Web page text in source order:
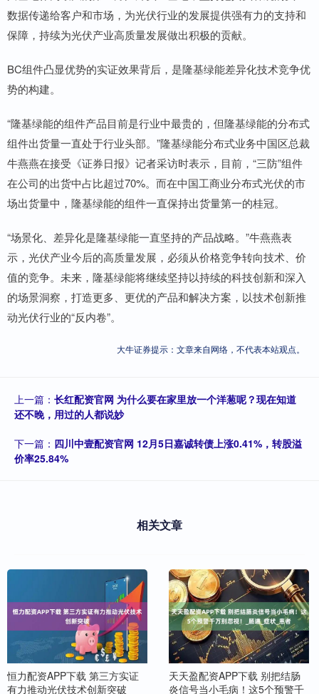
数据传递给客户和市场，为光伏行业的发展提供强有力的支持和
保障，持续为光伏产业高质量发展做出积极的贡献。
BC组件凸显优势的实证效果背后，是隆基绿能差异化技术竞争优
势的构建。
“隆基绿能的组件产品目前是行业中最贵的，但隆基绿能的分布式
组件出货量一直处于行业头部。”隆基绿能分布式业务中国区总裁
牛燕燕在接受《证券日报》记者采访时表示，目前，“三防”组件
在公司的出货中占比超过70%。而在中国工商业分布式光伏的市
场出货量中，隆基绿能的组件一直保持出货量第一的桂冠。
“场景化、差异化是隆基绿能一直坚持的产品战略。”牛燕燕表
示，光伏产业今后的高质量发展，必须从价格竞争转向技术、价
值的竞争。未来，隆基绿能将继续坚持以持续的科技创新和深入
的场景洞察，打造更多、更优的产品和解决方案，以技术创新推
动光伏行业的“反内卷”。
大牛证券提示：文章来自网络，不代表本站观点。
上一篇： 长红配资官网 为什么要在家里放一个洋葱呢？现在知道
还不晚，用过的人都说妙
下一篇： 四川中壹配资官网 12月5日嘉诚转债上涨0.41%，转股溢
价率25.84%
相关文章
恒力配资APP下载 第三方实证
有力推动光伏技术创新突破
天天盈配资APP下载 别把结肠
炎信号当小毛病！这5个预警千